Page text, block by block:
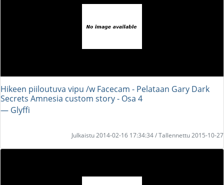
Hikeen piiloutuva vipu /w Facecam - Pelataan Gary Dark
Secrets Amnesia custom story - Osa 4
― Glyffi
Julkaistu 2014-02-16 17:34:34 / Tallennettu 2015-10-27